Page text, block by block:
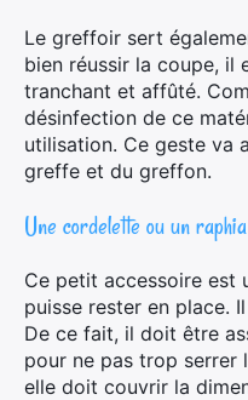
Le greffoir sert
bien réussir la coupe, il
tranchant et affûté.
désinfection de ce
utilisation. Ce geste va
greffe et du greffon.
Une cordelette ou un raphia
Ce petit accessoire est
puisse rester en place.
De ce fait, il doit être
pour ne pas trop serrer
elle doit couvrir la